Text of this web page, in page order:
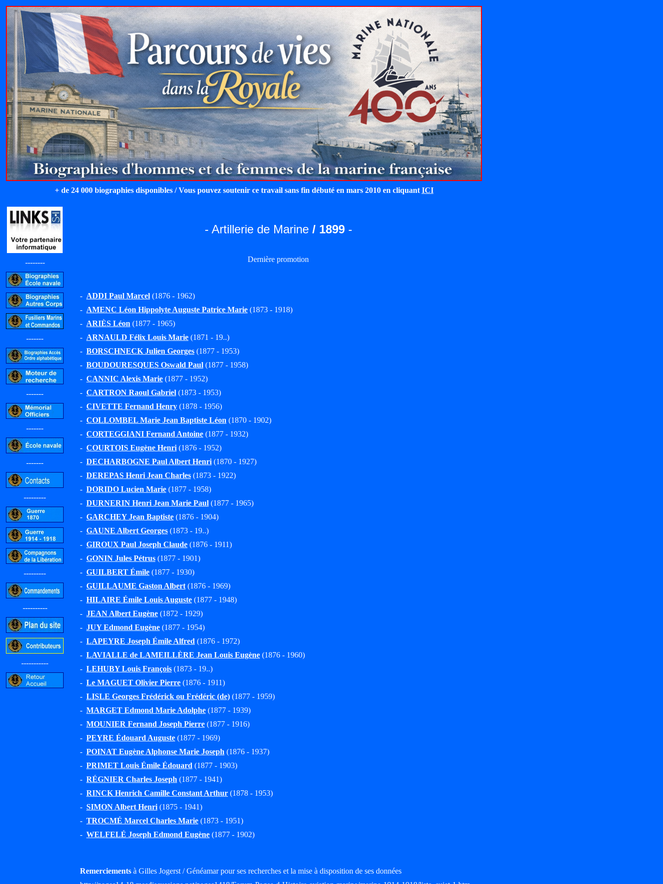
+ de 24 000 biographies disponibles / Vous pouvez soutenir ce travail sans fin débuté en mars 2010 en cliquant ICI
--------
-------
-------
-------
-------
---------
---------
----------
-----------
- Artillerie de Marine/ 1899-
Dernière promotion
- ADDI Paul Marcel (1876 - 1962)
- AMENC Léon Hippolyte Auguste Patrice Marie (1873 - 1918)
- ARIÈS Léon (1877 - 1965)
- ARNAULD Félix Louis Marie (1871 - 19..)
- BORSCHNECK Julien Georges (1877 - 1953)
- BOUDOURESQUES Oswald Paul (1877 - 1958)
- CANNIC Alexis Marie (1877 - 1952)
- CARTRON Raoul Gabriel (1873 - 1953)
- CIVETTE Fernand Henry (1878 - 1956)
- COLLOMBEL Marie Jean Baptiste Léon (1870 - 1902)
- CORTEGGIANI Fernand Antoine (1877 - 1932)
- COURTOIS Eugène Henri (1876 - 1952)
- DECHARBOGNE Paul Albert Henri (1870 - 1927)
- DEREPAS Henri Jean Charles (1873 - 1922)
- DORIDO Lucien Marie (1877 - 1958)
- DURNERIN Henri Jean Marie Paul (1877 - 1965)
- GARCHEY Jean Baptiste (1876 - 1904)
- GAUNE Albert Georges (1873 - 19..)
- GIROUX Paul Joseph Claude (1876 - 1911)
- GONIN Jules Pétrus (1877 - 1901)
- GUILBERT Émile (1877 - 1930)
- GUILLAUME Gaston Albert (1876 - 1969)
- HILAIRE Émile Louis Auguste (1877 - 1948)
- JEAN Albert Eugène (1872 - 1929)
- JUY Edmond Eugène (1877 - 1954)
- LAPEYRE Joseph Émile Alfred (1876 - 1972)
- LAVIALLE de LAMEILLÈRE Jean Louis Eugène (1876 - 1960)
- LEHUBY Louis François (1873 - 19..)
- Le MAGUET Olivier Pierre (1876 - 1911)
- LISLE Georges Frédérick ou Frédéric (de) (1877 - 1959)
- MARGET Edmond Marie Adolphe (1877 - 1939)
- MOUNIER Fernand Joseph Pierre (1877 - 1916)
- PEYRE Édouard Auguste (1877 - 1969)
- POINAT Eugène Alphonse Marie Joseph (1876 - 1937)
- PRIMET Louis Émile Édouard (1877 - 1903)
- RÉGNIER Charles Joseph (1877 - 1941)
- RINCK Henrich Camille Constant Arthur (1878 - 1953)
- SIMON Albert Henri (1875 - 1941)
- TROCMÉ Marcel Charles Marie (1873 - 1951)
- WELFELÉ Joseph Edmond Eugène (1877 - 1902)
Remerciements à Gilles Jogerst / Généamar pour ses recherches et la mise à disposition de ses données